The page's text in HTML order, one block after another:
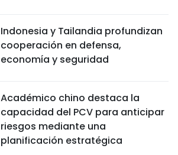
Indonesia y Tailandia profundizan
cooperación en defensa,
economía y seguridad
Académico chino destaca la
capacidad del PCV para anticipar
riesgos mediante una
planificación estratégica